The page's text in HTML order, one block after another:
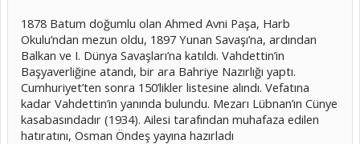
1878 Batum doğumlu olan Ahmed Avni Paşa, Harb
Okulu’ndan mezun oldu, 1897 Yunan Savaşı’na, ardından
Balkan ve I. Dünya Savaşları’na katıldı. Vahdettin’in
Başyaverliğine atandı, bir ara Bahriye Nazırlığı yaptı.
Cumhuriyet’ten sonra 150’likler listesine alındı. Vefatına
kadar Vahdettin’in yanında bulundu. Mezarı Lübnan’ın Cünye
kasabasındadır (1934). Ailesi tarafından muhafaza edilen
hatıratını, Osman Öndeş yayına hazırladı